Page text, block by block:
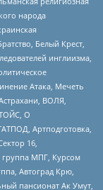
народа
Белый Крест,
инглиизма,
Атака, Мечеть
ВОЛЯ,
О
Артподготовка,
16,
МПГ, Курсом
Автоград Крю,
пансионат Ак Умут,